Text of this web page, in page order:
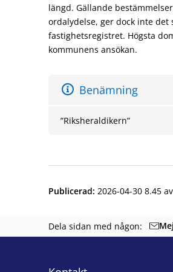
längd. Gällande
ordalydelse, ger dock inte
fastighetsregistret. Högsta
kommunens ansökan.
Benämning
”Riksheraldikern”
Publicerad: 2026-04-30 8.45 av
Dela sidan med någon: